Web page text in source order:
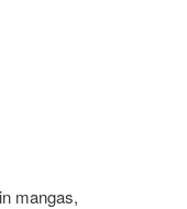
mangas,